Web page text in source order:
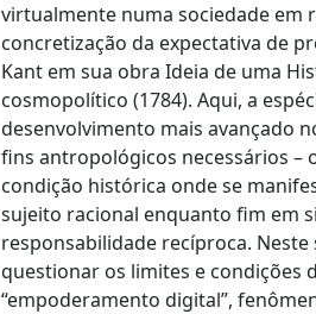
virtualmente numa sociedade em
concretização da expectativa de
Kant em sua obra Ideia de uma
cosmopolítico (1784). Aqui, a
desenvolvimento mais avançado
fins antropológicos necessários –
condição histórica onde se
sujeito racional enquanto fim em
responsabilidade recíproca.
questionar os limites e condições
“empoderamento digital”,